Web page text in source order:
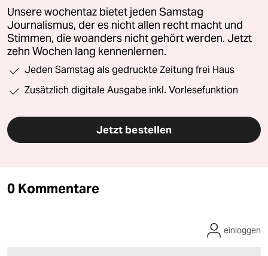
Unsere wochentaz bietet jeden Samstag
Journalismus, der es nicht allen recht macht und
Stimmen, die woanders nicht gehört werden. Jetzt
zehn Wochen lang kennenlernen.
Jeden Samstag als gedruckte Zeitung frei Haus
Zusätzlich digitale Ausgabe inkl. Vorlesefunktion
Jetzt bestellen
0 Kommentare
einloggen